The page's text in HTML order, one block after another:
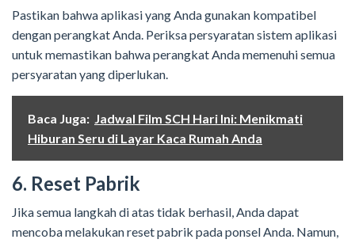
Pastikan bahwa aplikasi yang Anda gunakan kompatibel
dengan perangkat Anda. Periksa persyaratan sistem aplikasi
untuk memastikan bahwa perangkat Anda memenuhi semua
persyaratan yang diperlukan.
Baca Juga: Jadwal Film SCH Hari Ini: Menikmati
Hiburan Seru di Layar Kaca Rumah Anda
6. Reset Pabrik
Jika semua langkah di atas tidak berhasil, Anda dapat
mencoba melakukan reset pabrik pada ponsel Anda. Namun,